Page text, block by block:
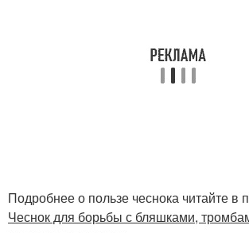
Подробнее о пользе чеснока читайте в
Чеснок для борьбы с бляшками,